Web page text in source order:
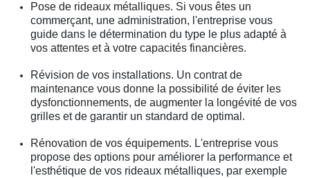
Pose de rideaux métalliques. Si vous êtes un
commerçant, une administration, l'entreprise vous
guide dans le détermination du type le plus adapté à
vos attentes et à votre capacités financières.
Révision de vos installations. Un contrat de
maintenance vous donne la possibilité de éviter les
dysfonctionnements, de augmenter la longévité de vos
grilles et de garantir un standard de optimal.
Rénovation de vos équipements. L'entreprise vous
propose des options pour améliorer la performance et
l'esthétique de vos rideaux métalliques, par exemple